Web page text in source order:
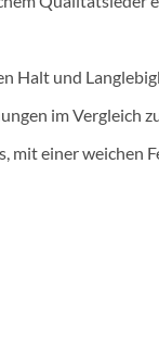
Halt und
im Vergleich
mit einer weichen